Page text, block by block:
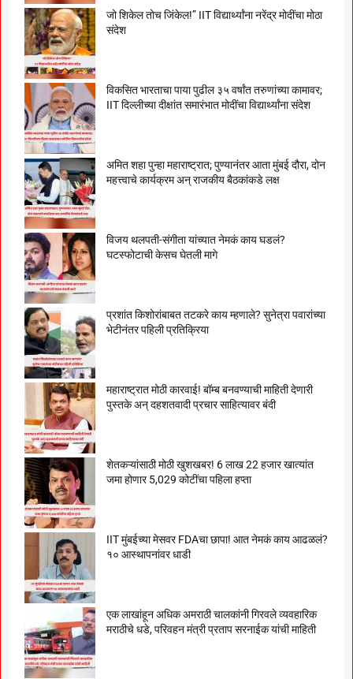
जो शिकेल तोच जिंकेल!” IIT विद्यार्थ्यांना नरेंद्र मोदींचा मोठा
संदेश
विकसित भारताचा पाया पुढील ३५ वर्षांत तरुणांच्या कामावर;
IIT दिल्लीच्या दीक्षांत समारंभात मोदींचा विद्यार्थ्यांना संदेश
अमित शहा पुन्हा महाराष्ट्रात; पुण्यानंतर आता मुंबई दौरा, दोन
महत्त्वाचे कार्यक्रम अन् राजकीय बैठकांकडे लक्ष
विजय थलपती-संगीता यांच्यात नेमकं काय घडलं?
घटस्फोटाची केसच घेतली मागे
प्रशांत किशोरांबाबत तटकरे काय म्हणाले? सुनेत्रा पवारांच्या
भेटीनंतर पहिली प्रतिक्रिया
महाराष्ट्रात मोठी कारवाई! बॉम्ब बनवण्याची माहिती देणारी
पुस्तके अन् दहशतवादी प्रचार साहित्यावर बंदी
शेतकऱ्यांसाठी मोठी खुशखबर! 6 लाख 22 हजार खात्यांत
जमा होणार 5,029 कोटींचा पहिला हप्ता
IIT मुंबईच्या मेसवर FDAचा छापा! आत नेमकं काय आढळलं?
१० आस्थापनांवर धाडी
एक लाखांहून अधिक अमराठी चालकांनी गिरवले व्यवहारिक
मराठीचे धडे, परिवहन मंत्री प्रताप सरनाईक यांची माहिती